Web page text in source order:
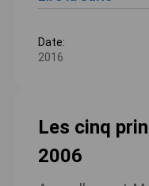
Date:
2016
Les cinq
2006